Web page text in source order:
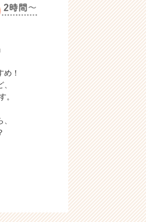
！
。